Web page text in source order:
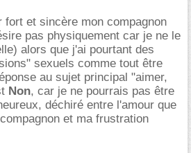
fort et sincère mon compagnon
pas physiquement car je ne le
alors que j'ai pourtant des
sexuels comme tout être
au sujet principal "aimer,
Non, car je ne pourrais pas être
déchiré entre l'amour que
et ma frustration